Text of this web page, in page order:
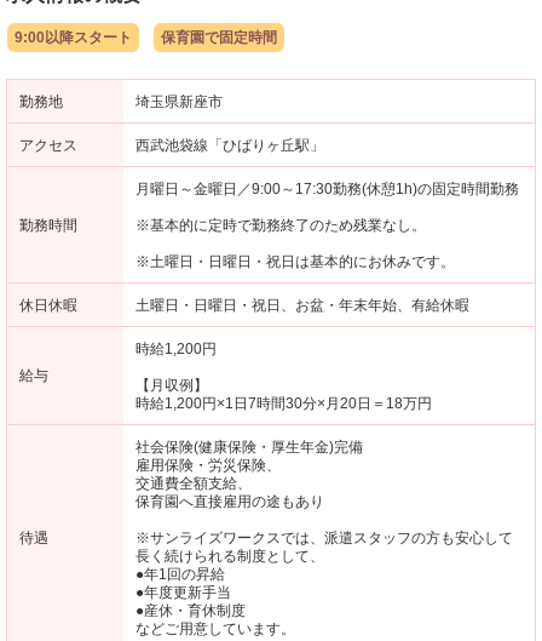
9:00以降スタート 保育園で固定時間
勤務地 埼玉県新座市
アクセス 西武池袋線「ひばりヶ丘駅」
勤務時間
月曜日～金曜日／9:00～17:30勤務(休憩1h)の固定時間勤務
※基本的に定時で勤務終了のため残業なし。
※土曜日・日曜日・祝日は基本的にお休みです。
休日休暇 土曜日・日曜日・祝日、お盆・年末年始、有給休暇
給与
時給1,200円
【月収例】
時給1,200円×1日7時間30分×月20日＝18万円
待遇
社会保険(健康保険・厚生年金)完備
雇用保険・労災保険、
交通費全額支給、
保育園へ直接雇用の途もあり
※サンライズワークスでは、派遣スタッフの方も安心して
長く続けられる制度として、
●年1回の昇給
●年度更新手当
●産休・育休制度
などご用意しています。